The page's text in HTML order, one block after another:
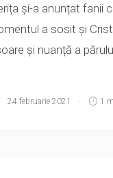
și-a anunțat fanii
a sosit și
și nuanță a
24 februarie 2021 1